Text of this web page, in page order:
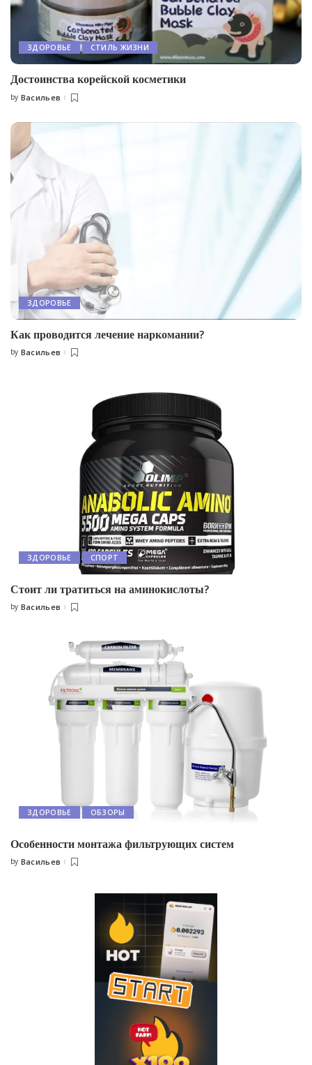
ЗДОРОВЬЕ СТИЛЬ ЖИЗНИ
Достоинства корейской косметики
Posted
by Васильев
ЗДОРОВЬЕ
Как проводится лечение наркомании?
Posted
by Васильев
ЗДОРОВЬЕ СПОРТ
Стоит ли тратиться на аминокислоты?
Posted
by Васильев
ЗДОРОВЬЕ ОБЗОРЫ
Особенности монтажа фильтрующих систем
Posted
by Васильев